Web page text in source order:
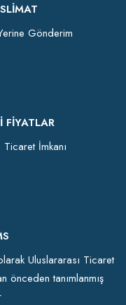
Gönderim
FIYATLAR
İmkanı
Uluslararası Ticaret
önceden tanımlanmış